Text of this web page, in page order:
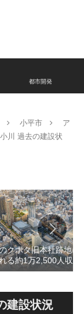
都市開発
小平市
ア
川 過去の建設状
クボタ旧本社跡地に
る約1万2,500人収容
アリーナ「（仮称）
「Kubota field（クボ
ルド）」に決定！！
建設状況